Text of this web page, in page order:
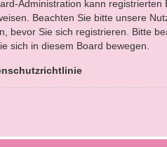
Administration kann registrierten
Beachten Sie bitte unsere
bevor Sie sich registrieren. Bitte
sich in diesem Board bewegen.